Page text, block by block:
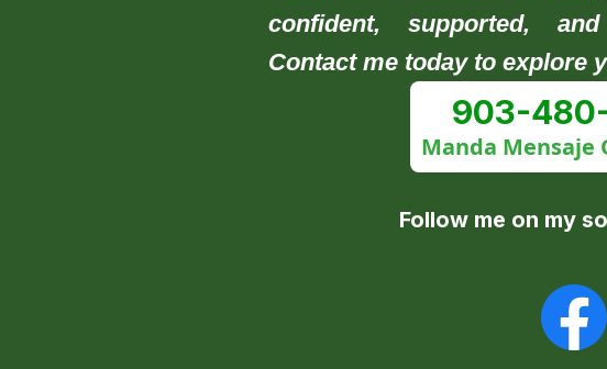
confident, supported,
Contact me today to explore
903-
Manda Mensaje
Follow me on my